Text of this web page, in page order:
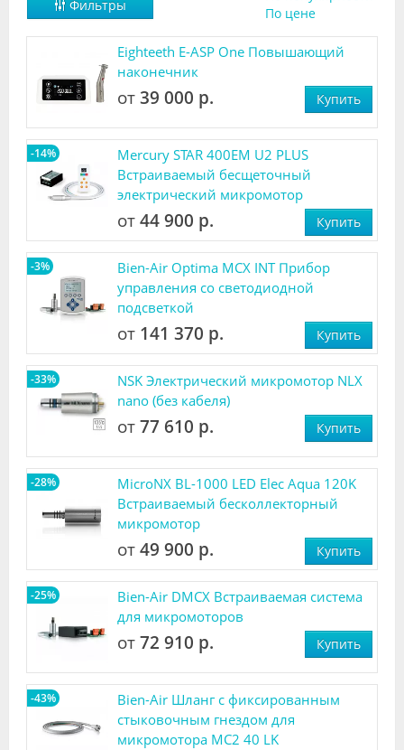
Видео
Клиники
Специалисты
Галерея
Блоги
Лаборатории
Фильтры
По цене
Eighteeth E-ASP One Повышающий
наконечник
от 39 000 р. Купить
-14%
Mercury STAR 400EM U2 PLUS
Встраиваемый бесщеточный
электрический микромотор
от 44 900 р. Купить
-3%
Bien-Air Optima MCX INT Прибор
управления со светодиодной
подсветкой
от 141 370 р. Купить
-33%
NSK Электрический микромотор NLX
nano (без кабеля)
от 77 610 р. Купить
-28%
MicroNX BL-1000 LED Elec Aqua 120K
Встраиваемый бесколлекторный
микромотор
от 49 900 р. Купить
-25%
Bien-Air DMCX Встраиваемая система
для микромоторов
от 72 910 р. Купить
-43%
Bien-Air Шланг с фиксированным
стыковочным гнездом для
микромотора MC2 40 LK